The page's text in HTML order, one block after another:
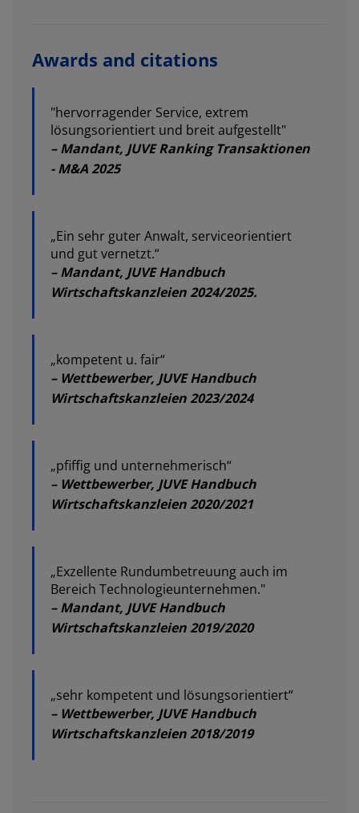
Awards and citations
"hervorragender Service, extrem
lösungsorientiert und breit aufgestellt"
– Mandant, JUVE Ranking Transaktionen
- M&A 2025
„Ein sehr guter Anwalt, serviceorientiert
und gut vernetzt.“
– Mandant, JUVE Handbuch
Wirtschaftskanzleien 2024/2025.
„kompetent u. fair“
– Wettbewerber, JUVE Handbuch
Wirtschaftskanzleien 2023/2024
„pfiffig und unternehmerisch“
– Wettbewerber, JUVE Handbuch
Wirtschaftskanzleien 2020/2021
„Exzellente Rundumbetreuung auch im
Bereich Technologieunternehmen."
– Mandant, JUVE Handbuch
Wirtschaftskanzleien 2019/2020
„sehr kompetent und lösungsorientiert“
– Wettbewerber, JUVE Handbuch
Wirtschaftskanzleien 2018/2019